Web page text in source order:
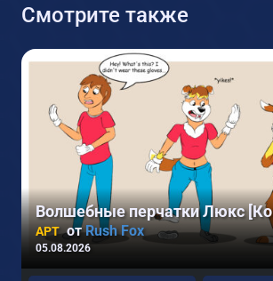
Смотрите также
АРТ отRush Fox
05.08.2026